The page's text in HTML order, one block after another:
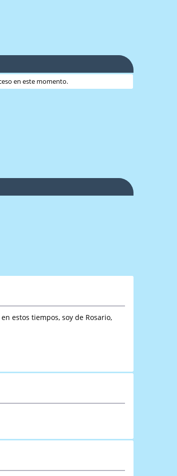
en este momento.
estos tiempos, soy de Rosario,